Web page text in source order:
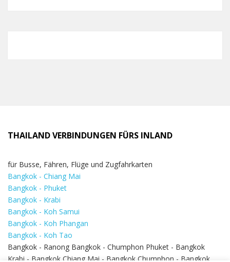
THAILAND VERBINDUNGEN FÜRS INLAND
für Busse, Fähren, Flüge und Zugfahrkarten
Bangkok - Chiang Mai
Bangkok - Phuket
Bangkok - Krabi
Bangkok - Koh Samui
Bangkok - Koh Phangan
Bangkok - Koh Tao
Bangkok - Ranong Bangkok - Chumphon Phuket - Bangkok
Krabi - Bangkok Chiang Mai - Bangkok Chumphon - Bangkok